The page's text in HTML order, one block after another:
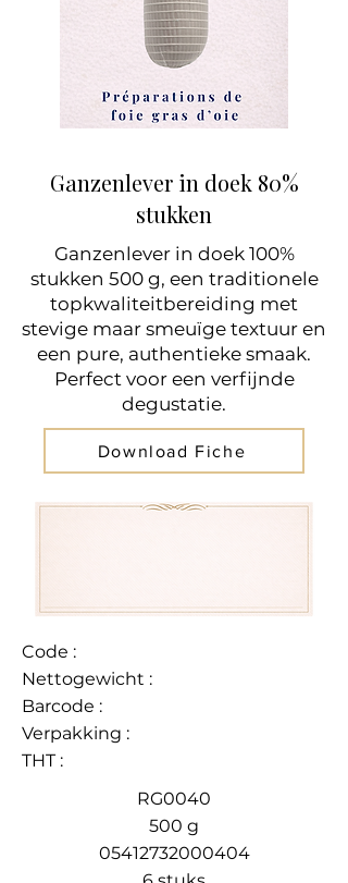
Ganzenlever in doek 80%
stukken
Ganzenlever in doek 100%
stukken 500 g, een traditionele
topkwaliteitbereiding met
stevige maar smeuïge textuur en
een pure, authentieke smaak.
Perfect voor een verfijnde
degustatie.
Download Fiche
Code :
Nettogewicht :
Barcode :
Verpakking :
THT :
RG0040
500 g
05412732000404